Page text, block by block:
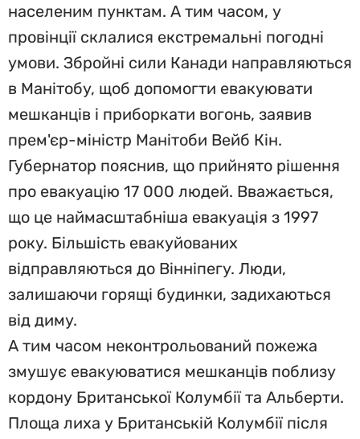
населеним пунктам. А тим часом, у
провінції склалися екстремальні погодні
умови. Збройні сили Канади направляються
в Манітобу, щоб допомогти евакуювати
мешканців і приборкати вогонь, заявив
прем'єр-міністр Манітоби Вейб Кін.
Губернатор пояснив, що прийнято рішення
про евакуацію 17 000 людей. Вважається,
що це наймасштабніша евакуація з 1997
року. Більшість евакуйованих
відправляються до Вінніпегу. Люди,
залишаючи горящі будинки, задихаються
від диму.
А тим часом неконтрольований пожежа
змушує евакуюватися мешканців поблизу
кордону Британської Колумбії та Альберти.
Площа лиха у Британській Колумбії після